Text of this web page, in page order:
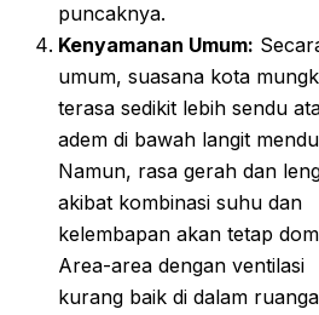
puncaknya.
Kenyamanan Umum:
umum, suasana kota
terasa sedikit lebih sendu
adem di bawah langit
Namun, rasa gerah dan
akibat kombinasi suhu dan
kelembapan akan tetap
Area-area dengan ventilasi
kurang baik di dalam